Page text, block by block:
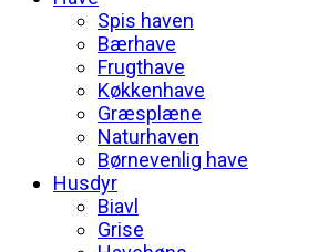
Spis haven
Bærhave
Frugthave
Køkkenhave
Græsplæne
Naturhaven
Børnevenlig have
Husdyr
Biavl
Grise